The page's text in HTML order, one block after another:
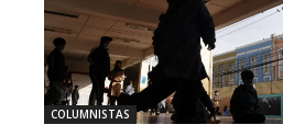
COLUMNISTAS